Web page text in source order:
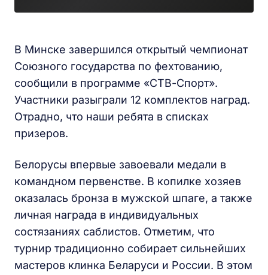
В Минске завершился открытый чемпионат
Союзного государства по фехтованию,
сообщили в программе «СТВ-Спорт».
Участники разыграли 12 комплектов наград.
Отрадно, что наши ребята в списках
призеров.
Белорусы впервые завоевали медали в
командном первенстве. В копилке хозяев
оказалась бронза в мужской шпаге, а также
личная награда в индивидуальных
состязаниях саблистов. Отметим, что
турнир традиционно собирает сильнейших
мастеров клинка Беларуси и России. В этом